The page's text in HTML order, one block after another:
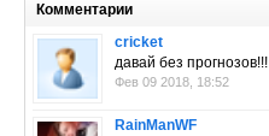
Комментарии
cricket
давай без прогнозов!!!
Фев 09 2018, 18:52
RainManWF